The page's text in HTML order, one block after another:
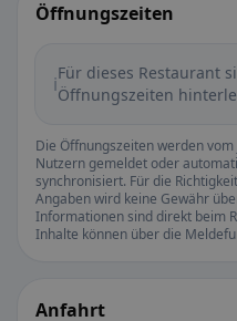
Öffnungszeiten
ℹ️Für dieses Restaurant
Öffnungszeiten
Die Öffnungszeiten werden
Nutzern gemeldet oder
synchronisiert. Für die
Angaben wird keine Gewähr
Informationen sind direkt beim
Inhalte können über die
Anfahrt